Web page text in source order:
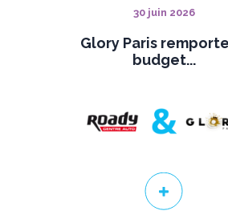
30 juin 2026
Glory Paris
budget...